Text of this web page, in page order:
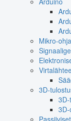
Mikro-
3D-